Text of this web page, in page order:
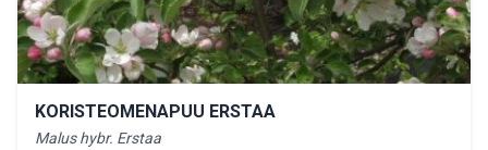
KORISTEOMENAPUU ERSTAA
Malus hybr. Erstaa